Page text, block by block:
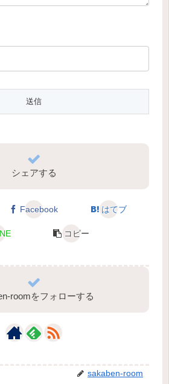
シェアする
Facebook はてブ
コピー
roomをフォローする
sakaben-room